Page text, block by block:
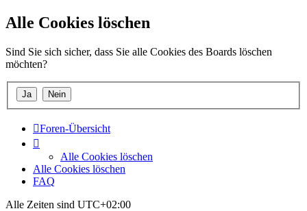
Alle Cookies löschen
Sind Sie sich sicher, dass Sie alle Cookies des Boards löschen
möchten?
Foren-Übersicht
Alle Cookies löschen
Alle Cookies löschen
FAQ
Alle Zeiten sind UTC+02:00